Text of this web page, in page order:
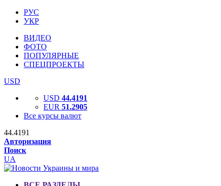
РУС
УКР
ВИДЕО
ФОТО
ПОПУЛЯРНЫЕ
СПЕЦПРОЕКТЫ
USD
USD 44.4191
EUR 51.2905
Все курсы валют
44.4191
Авторизация
Поиск
UA